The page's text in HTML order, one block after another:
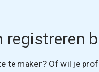
registreren
te maken? Of wil je